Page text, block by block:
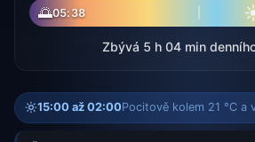
🌅05:38
Zbývá 5 h 04 min
15:00 až 02:00Pocitově kolem 21 °C a